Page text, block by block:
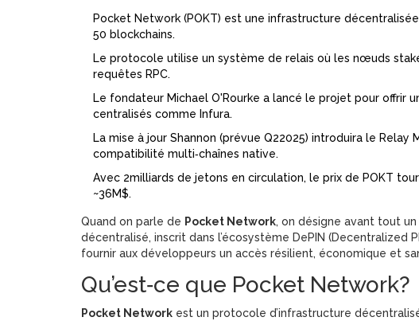
Pocket Network (POKT) est une infrastructure
50 blockchains.
Le protocole utilise un système de relais où les nœuds
requêtes RPC.
Le fondateur Michael O'Rourke a lancé le projet pour offrir
centralisés comme Infura.
La mise à jour Shannon (prévue Q22025) introduira le
compatibilité multi‑chaînes native.
Avec 2milliards de jetons en circulation, le prix de POKT
~36M$.
Quand on parle de Pocket Network, on désigne avant tout
décentralisé, inscrit dans l’écosystème DePIN (Decentralized
fournir aux développeurs un accès résilient, économique et
Qu’est‑ce que Pocket Network?
Pocket Network est un protocole d’infrastructure